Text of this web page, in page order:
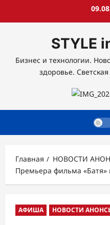
STYLE
Бизнес и технологии.
здоровье.
Главная
НОВОСТИ
Премьера фильма «Батя»
АФИША НОВОСТИ